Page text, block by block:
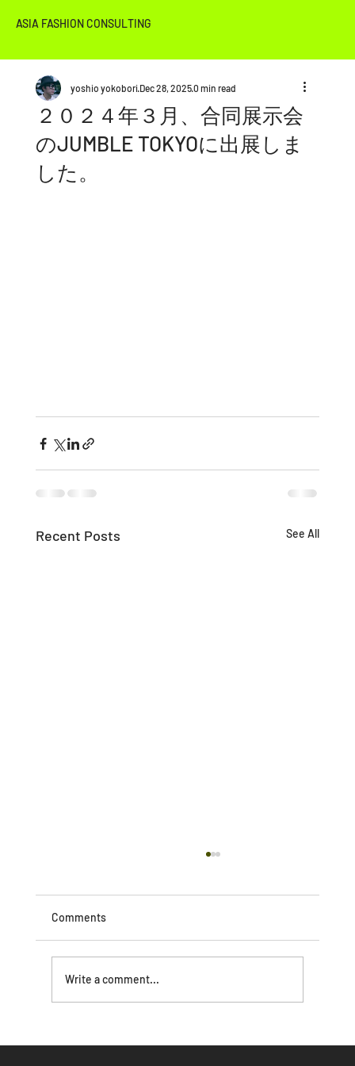
ASIA FASHION CONSULTING
２０２４年３月、合同展示会
のJUMBLE TOKYOに出展しま
した。
yoshio yokoboriDec 28, 20250 min read
Recent Posts See All
Comments
Write a comment...